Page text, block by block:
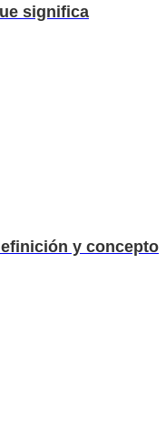
significa
y concepto